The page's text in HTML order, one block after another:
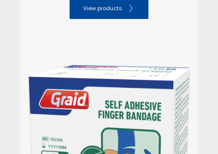
View products